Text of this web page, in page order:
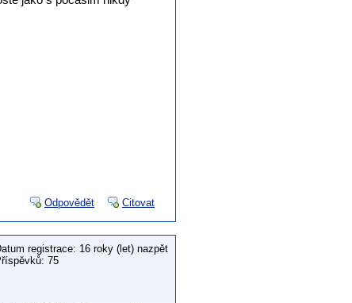
Odpovědět Citovat
registrace: 16 roky (let) nazpět
75